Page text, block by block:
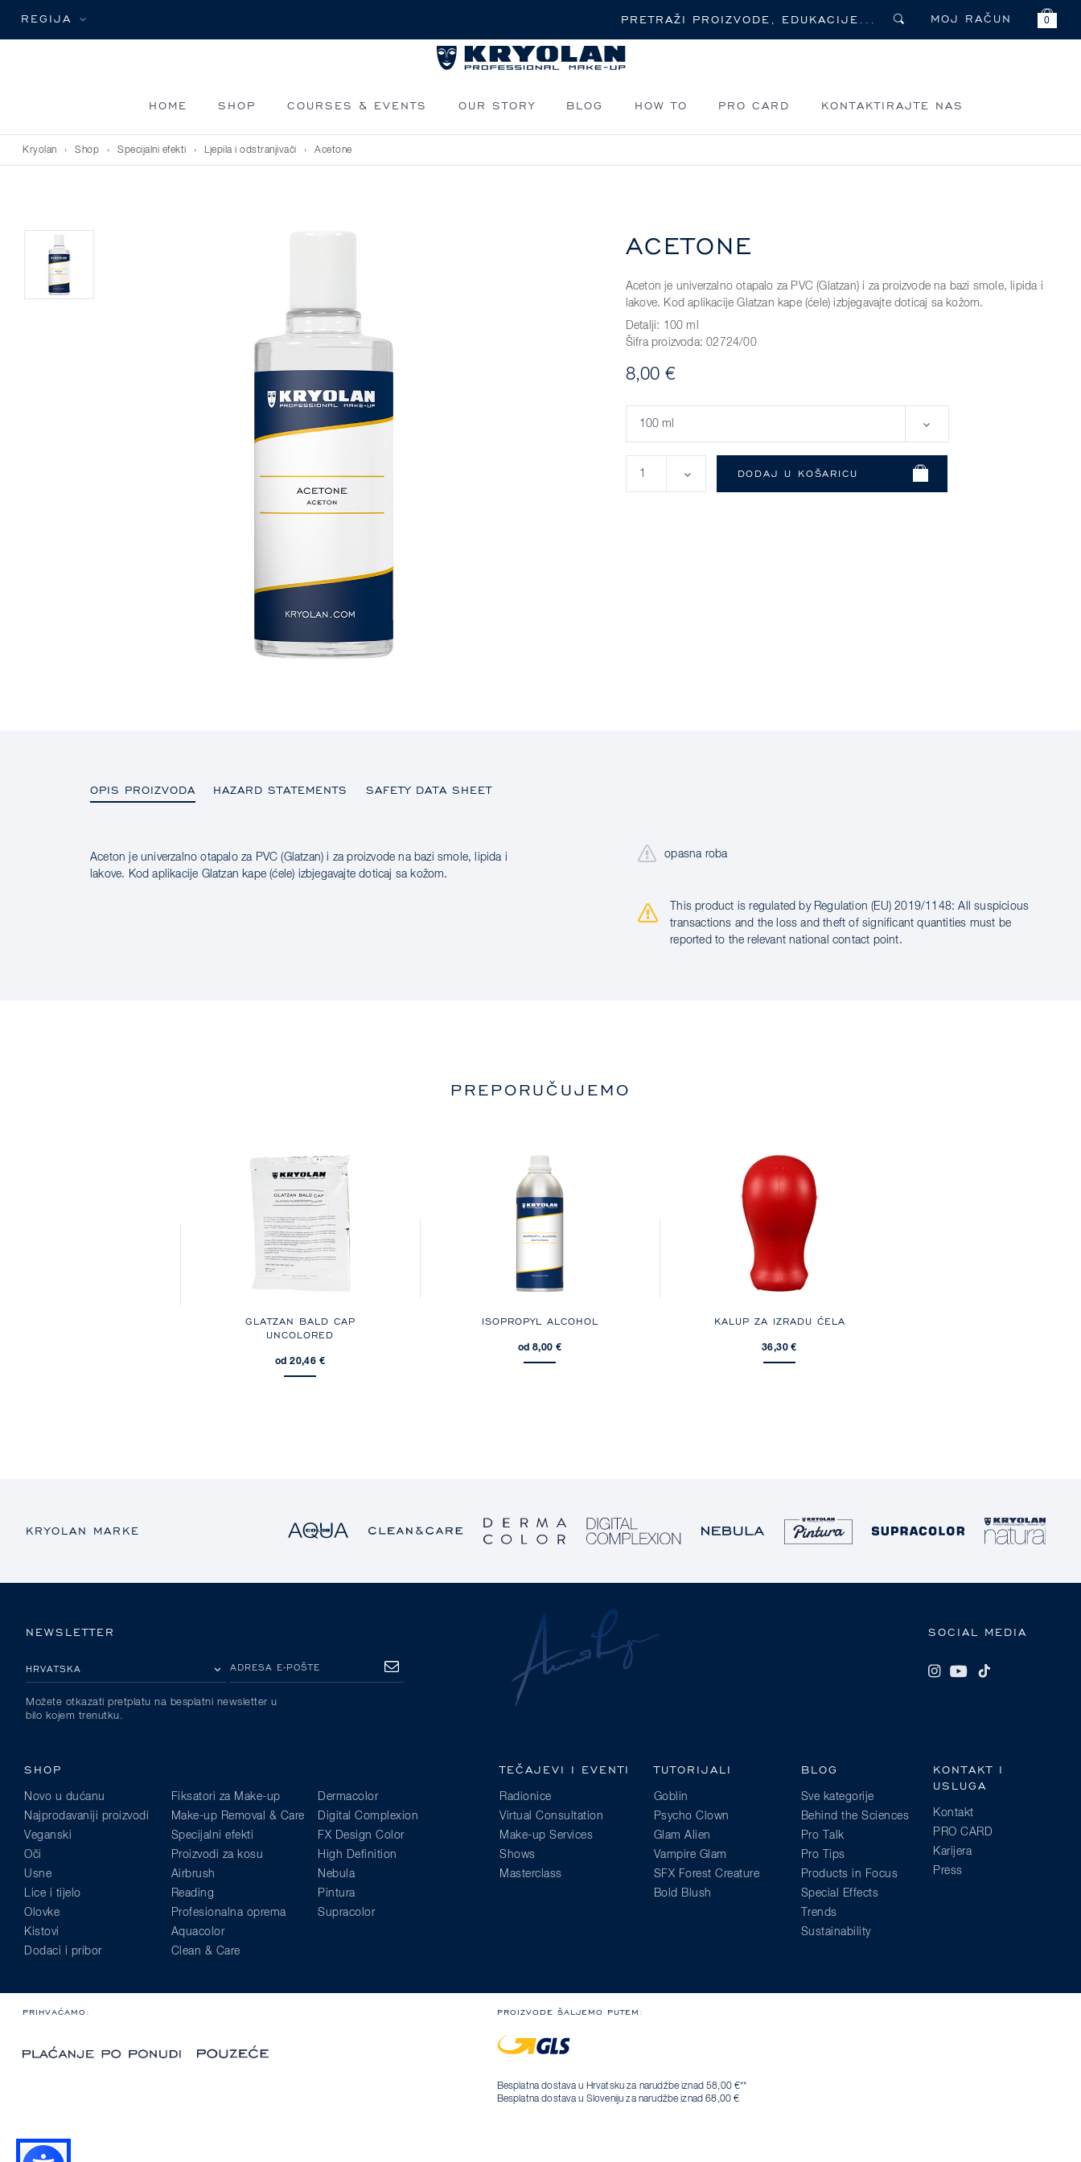
REGIJA MOJ RAČUN 0
HOME SHOP COURSES & EVENTS OUR STORY BLOG HOW TO PRO CARD KONTAKTIRAJTE NAS
Kryolan › Shop › Specijalni efekti › Ljepila i odstranjivači › Acetone
ACETONE
Aceton je univerzalno otapalo za PVC (Glatzan) i za proizvode na bazi smole, lipida i
lakove. Kod aplikacije Glatzan kape (ćele) izbjegavajte doticaj sa kožom.
Detalji: 100 ml
Šifra proizvoda:02724/00
8,00 €
OPIS PROIZVODA HAZARD STATEMENTS SAFETY DATA SHEET
OPIS PROIZVODA
Aceton je univerzalno otapalo za PVC (Glatzan) i za proizvode na bazi smole, lipida i
lakove. Kod aplikacije Glatzan kape (ćele) izbjegavajte doticaj sa kožom.
opasna roba
This product is regulated by Regulation (EU) 2019/1148: All suspicious
transactions and the loss and theft of significant quantities must be
reported to the relevant national contact point.
PREPORUČUJEMO
GLATZAN BALD CAP
UNCOLORED
od 20,46 €
ISOPROPYL ALCOHOL
od 8,00 €
KALUP ZA IZRADU ĆELA
36,30 €
KRYOLAN MARKE
SOCIAL MEDIA
NEWSLETTER
ADRESA E-POŠTE
PRETPLATA
Možete otkazati pretplatu na besplatni newsletter u
bilo kojem trenutku.
SHOP
Novo u dućanu
Najprodavaniji proizvodi
Veganski
Oči
Usne
Lice i tijelo
Olovke
Kistovi
Dodaci i pribor
Fiksatori za Make-up
Make-up Removal & Care
Specijalni efekti
Proizvodi za kosu
Airbrush
Reading
Profesionalna oprema
Aquacolor
Clean & Care
Dermacolor
Digital Complexion
FX Design Color
High Definition
Nebula
Pintura
Supracolor
TEČAJEVI I EVENTI
Radionice
Virtual Consultation
Make-up Services
Shows
Masterclass
TUTORIJALI
Goblin
Psycho Clown
Glam Alien
Vampire Glam
SFX Forest Creature
Bold Blush
BLOG
Sve kategorije
Behind the Sciences
Pro Talk
Pro Tips
Products in Focus
Special Effects
Trends
Sustainability
KONTAKT I
USLUGA
Kontakt
PRO CARD
Karijera
Press
PRIHVAĆAMO: PROIZVODE ŠALJEMO PUTEM:
Besplatna dostava u Hrvatsku za narudžbe iznad 58,00 €**
Besplatna dostava u Sloveniju za narudžbe iznad 68,00 €